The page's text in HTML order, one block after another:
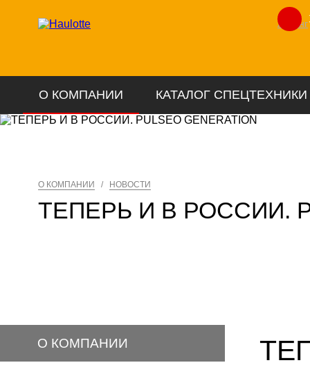
Лизинг
О КОМПАНИИ КАТАЛОГ СПЕЦТЕХНИКИ
О КОМПАНИИ / НОВОСТИ
ТЕПЕРЬ И В РОССИИ.
О КОМПАНИИ